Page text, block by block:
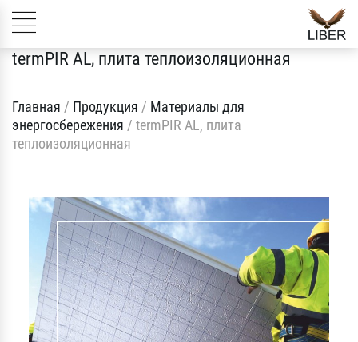
termPIR AL, плита теплоизоляционная
Главная / Продукция / Материалы для
энергосбережения / termPIR AL, плита
теплоизоляционная